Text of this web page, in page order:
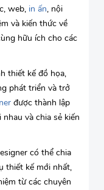
web, in ấn, nội
và kiến thức về
hữu ích cho các
thiết kế đồ họa,
phát triển và trở
được thành lập
và chia sẻ kiến
có thể chia
thiết kế mới nhất,
từ các chuyên